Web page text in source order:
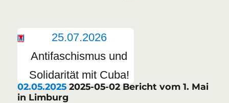
25.07.2026
Antifaschismus und
Solidarität mit Cuba!
02.05.2025 2025-05-02 Bericht vom 1. Mai
in Limburg